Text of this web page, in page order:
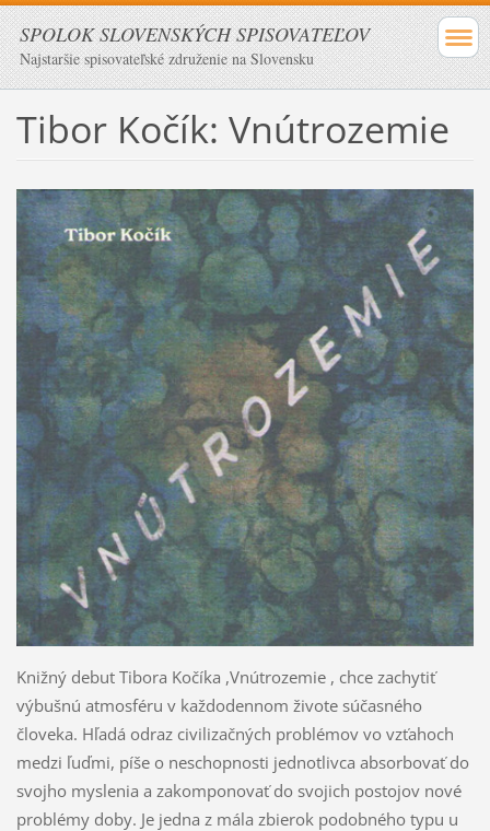
SPOLOK SLOVENSKÝCH SPISOVATEĽOV
Najstaršie spisovateľské združenie na Slovensku
Tibor Kočík: Vnútrozemie
Knižný debut Tibora Kočíka ,Vnútrozemie , chce zachytiť
výbušnú atmosféru v každodennom živote súčasného
človeka. Hľadá odraz civilizačných problémov vo vzťahoch
medzi ľuďmi, píše o neschopnosti jednotlivca absorbovať do
svojho myslenia a zakomponovať do svojich postojov nové
problémy doby. Je jedna z mála zbierok podobného typu u